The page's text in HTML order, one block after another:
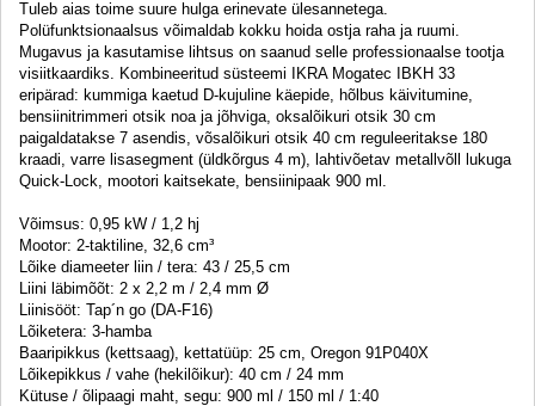
Tuleb aias toime suure hulga erinevate ülesannetega.
Polüfunktsionaalsus võimaldab kokku hoida ostja raha ja ruumi.
Mugavus ja kasutamise lihtsus on saanud selle professionaalse tootja
visiitkaardiks. Kombineeritud süsteemi IKRA Mogatec IBKH 33
eripärad: kummiga kaetud D-kujuline käepide, hõlbus käivitumine,
bensiinitrimmeri otsik noa ja jõhviga, oksalõikuri otsik 30 cm
paigaldatakse 7 asendis, võsalõikuri otsik 40 cm reguleeritakse 180
kraadi, varre lisasegment (üldkõrgus 4 m), lahtivõetav metallvõll lukuga
Quick-Lock, mootori kaitsekate, bensiinipaak 900 ml.
Võimsus: 0,95 kW / 1,2 hj
Mootor: 2-taktiline, 32,6 cm³
Lõike diameeter liin / tera: 43 / 25,5 cm
Liini läbimõõt: 2 x 2,2 m / 2,4 mm Ø
Liinisööt: Tap´n go (DA-F16)
Lõiketera: 3-hamba
Baaripikkus (kettsaag), kettatüüp: 25 cm, Oregon 91P040X
Lõikepikkus / vahe (hekilõikur): 40 cm / 24 mm
Kütuse / õlipaagi maht, segu: 900 ml / 150 ml / 1:40